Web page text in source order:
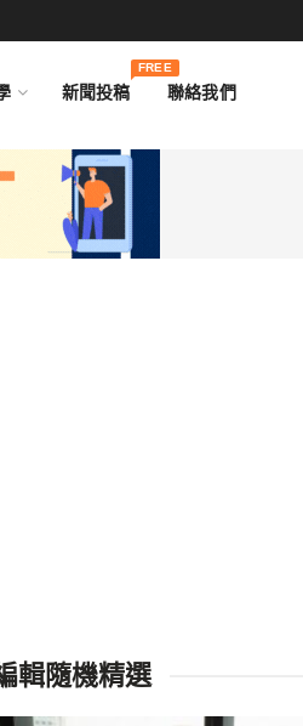
新聞投稿
FREE
聯絡我們
輯隨機精選